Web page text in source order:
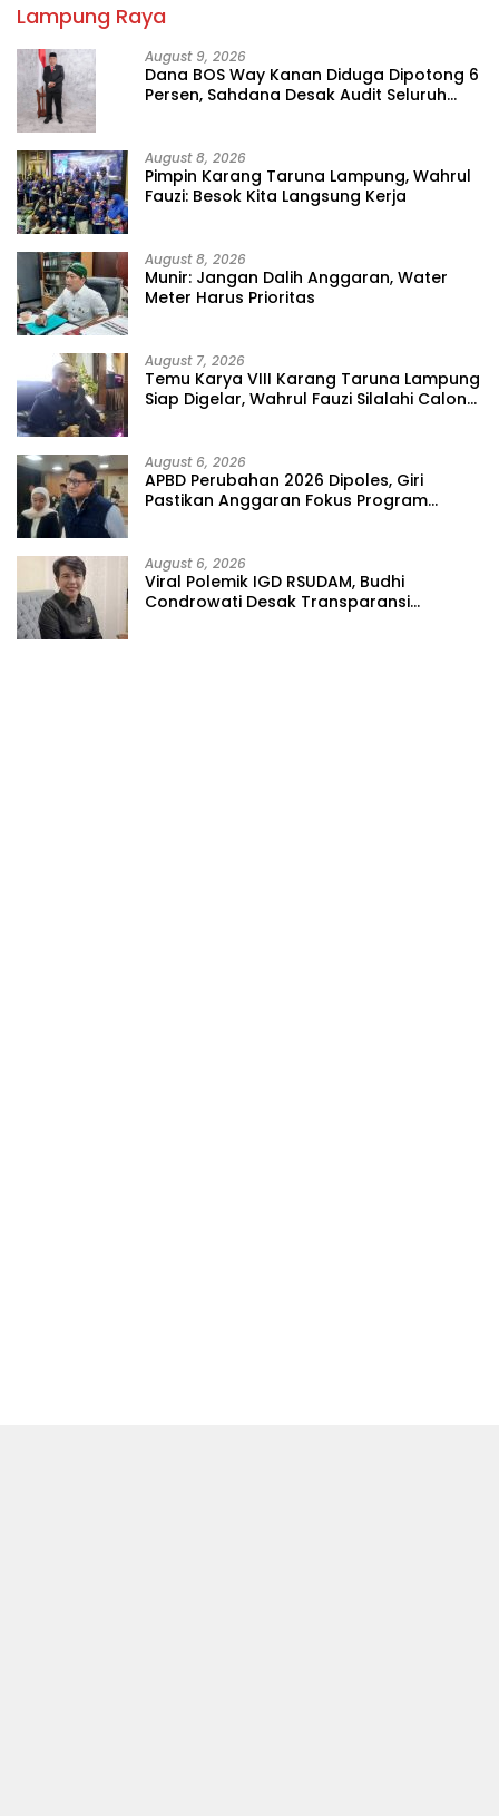
Lampung Raya
August 9, 2026
Dana BOS Way Kanan Diduga Dipotong 6
Persen, Sahdana Desak Audit Seluruh
August 8, 2026
Pimpin Karang Taruna Lampung, Wahrul
Fauzi: Besok Kita Langsung Kerja
August 8, 2026
Munir: Jangan Dalih Anggaran, Water
Meter Harus Prioritas
August 7, 2026
Temu Karya VIII Karang Taruna Lampung
Siap Digelar, Wahrul Fauzi Silalahi Calon
August 6, 2026
APBD Perubahan 2026 Dipoles, Giri
Pastikan Anggaran Fokus Program
August 6, 2026
Viral Polemik IGD RSUDAM, Budhi
Condrowati Desak Transparansi